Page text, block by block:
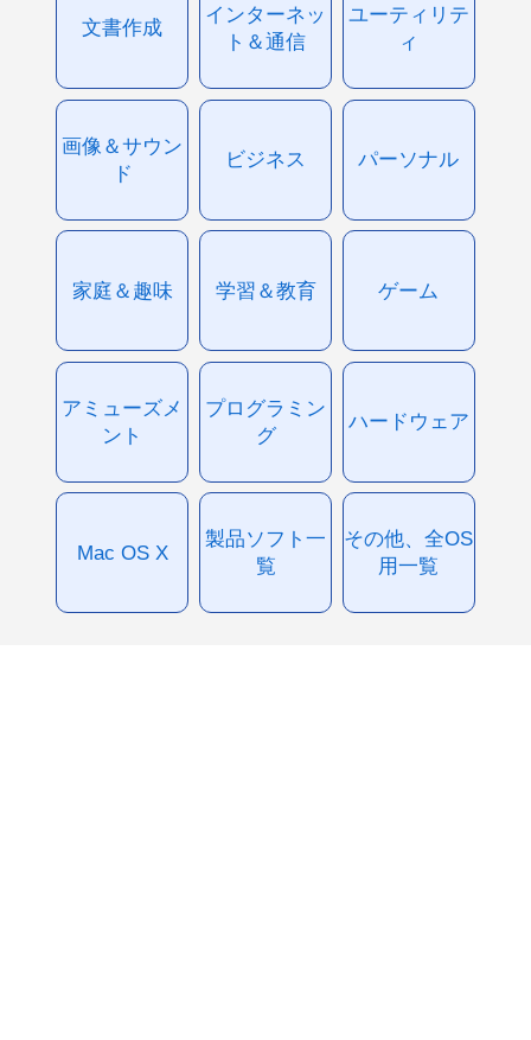
文書作成
インターネッ
ト＆通信
ユーティリテ
ィ
画像＆サウン
ド
ビジネス パーソナル
家庭＆趣味 学習＆教育 ゲーム
アミューズメ
ント
プログラミン
グ
ハードウェア
Mac OS X
製品ソフト一
覧
その他、全OS
用一覧